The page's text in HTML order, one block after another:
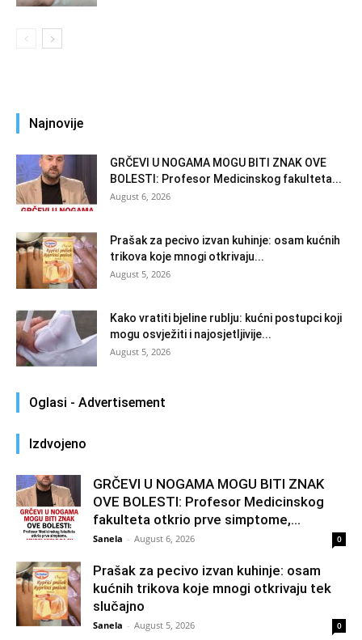
Najnovije
GRČEVI U NOGAMA MOGU BITI ZNAK OVE
BOLESTI: Profesor Medicinskog fakulteta...
August 6, 2026
Prašak za pecivo izvan kuhinje: osam kućnih
trikova koje mnogi otkrivaju...
August 5, 2026
Kako vratiti bjeline rublju: kućni postupci koji
mogu osvježiti i najosjetljivije...
August 5, 2026
Oglasi - Advertisement
Izdvojeno
GRČEVI U NOGAMA MOGU BITI ZNAK
OVE BOLESTI: Profesor Medicinskog
fakulteta otkrio prve simptome,...
Sanela - August 6, 2026 0
Prašak za pecivo izvan kuhinje: osam
kućnih trikova koje mnogi otkrivaju tek
slučajno
Sanela - August 5, 2026 0